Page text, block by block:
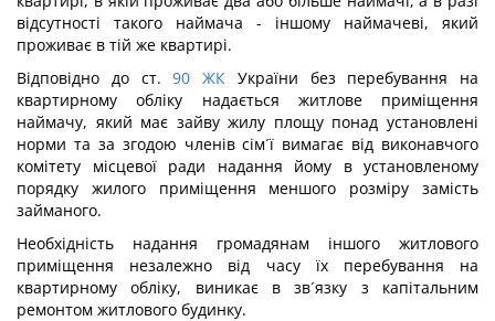
відсутності такого наймача - іншому наймачеві, який
проживає в тій же квартирі.
Відповідно до ст. 90 ЖК України без перебування на
квартирному обліку надається житлове приміщення
наймачу, який має зайву жилу площу понад установлені
норми та за згодою членів сім´ї вимагає від виконавчого
комітету місцевої ради надання йому в установленому
порядку жилого приміщення меншого розміру замість
займаного.
Необхідність надання громадянам іншого житлового
приміщення незалежно від часу їх перебування на
квартирному обліку, виникає в зв´язку з капітальним
ремонтом житлового будинку.